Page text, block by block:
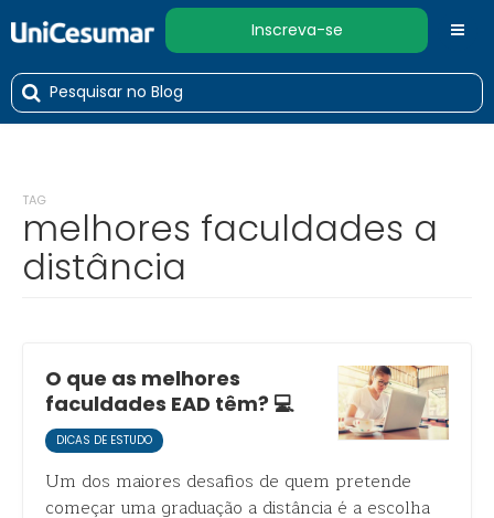
Inscreva-se
TAG
melhores faculdades a
distância
O que as melhores
faculdades EAD têm? 💻
DICAS DE ESTUDO
Um dos maiores desafios de quem pretende
começar uma graduação a distância é a escolha